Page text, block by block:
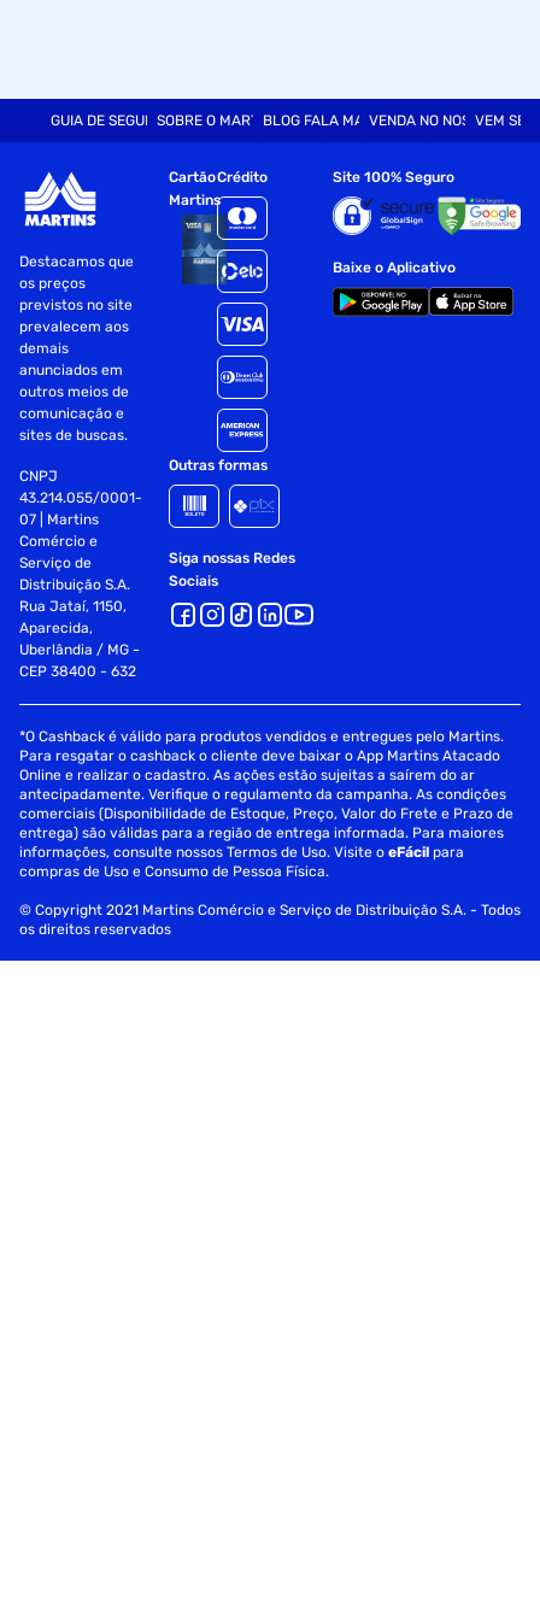
Ferramenta Disco Lixa
Fornecedor Saint Gobain do Brasil Produtos IND
GUIA DE SEGURANÇASOBRE O MARTINSBLOG FALA MARTVENDA NO NOSSO SITE
VEM SER
Destacamos que
os preços
previstos no site
prevalecem aos
demais
anunciados em
outros meios de
comunicação e
sites de buscas.
CNPJ
43.214.055/0001-
07 | Martins
Comércio e
Serviço de
Distribuição S.A.
Rua Jataí, 1150,
Aparecida,
Uberlândia / MG -
CEP 38400 - 632
Cartão
Martins
Crédito
Outras formas
Siga nossas Redes
Sociais
Site 100% Seguro
Baixe o Aplicativo
*O Cashback é válido para produtos vendidos e entregues pelo Martins.
Para resgatar o cashback o cliente deve baixar o App Martins Atacado
Online e realizar o cadastro. As ações estão sujeitas a saírem do ar
antecipadamente. Verifique o regulamento da campanha. As condições
comerciais (Disponibilidade de Estoque, Preço, Valor do Frete e Prazo de
entrega) são válidas para a região de entrega informada. Para maiores
informações, consulte nossos Termos de Uso. Visite oeFácil para
compras de Uso e Consumo de Pessoa Física.
© Copyright 2021 Martins Comércio e Serviço de Distribuição S.A. - Todos
os direitos reservados